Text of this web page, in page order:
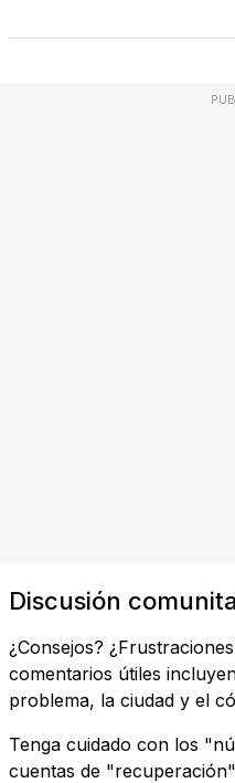
Discusión
¿Consejos?
comentarios útiles
problema, la ciudad y el
Tenga cuidado con los
cuentas de